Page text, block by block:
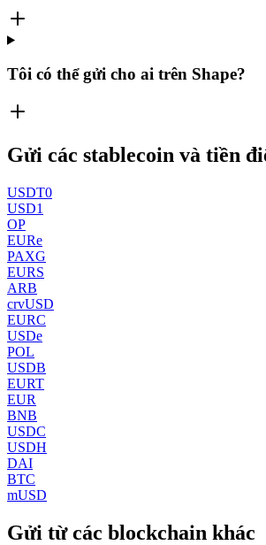
Tôi có thể gửi cho ai trên Shape?
Gửi các stablecoin và tiền
USDT0
USD1
OP
EURe
PAXG
EURS
ARB
crvUSD
EURC
USDe
POL
USDB
EURT
EUR
BNB
USDC
USDH
DAI
BTC
mUSD
Gửi từ các blockchain khác